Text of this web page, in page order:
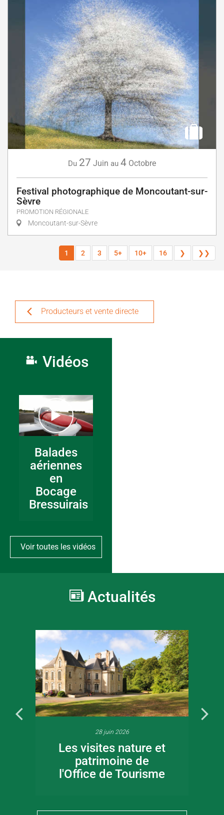
Du 27 Juin au 4 Octobre
Festival photographique de Moncoutant-sur-
Sèvre
PROMOTION RÉGIONALE
Moncoutant-sur-Sèvre
1 2 3 5+ 10+ 16 ❯ ❯❯
Producteurs et vente directe
Vidéos
Balades
aériennes
en
Bocage
Bressuirais
Voir toutes les vidéos
Actualités
28 juin 2026
Les visites nature et
patrimoine de
l'Office de Tourisme